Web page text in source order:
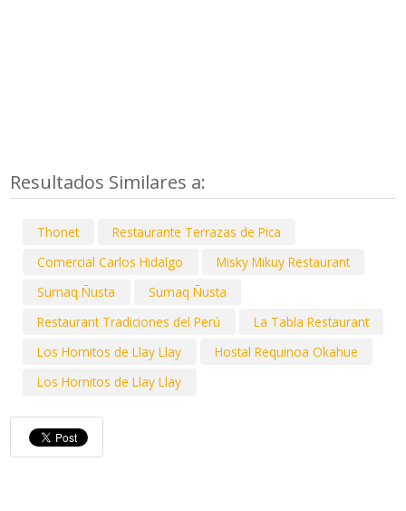
Resultados Similares a:
Thonet
Restaurante Terrazas de Pica
Comercial Carlos Hidalgo
Misky Mikuy Restaurant
Sumaq Ñusta
Sumaq Ñusta
Restaurant Tradiciones del Perú
La Tabla Restaurant
Los Hornitos de Llay Llay
Hostal Requinoa Okahue
Los Hornitos de Llay Llay